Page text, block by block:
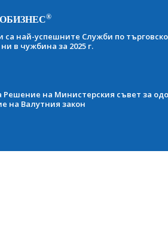
®
са най-успешните Служби по
в чужбина за 2025 г.
Решение на Министерския съвет за
на Валутния закон